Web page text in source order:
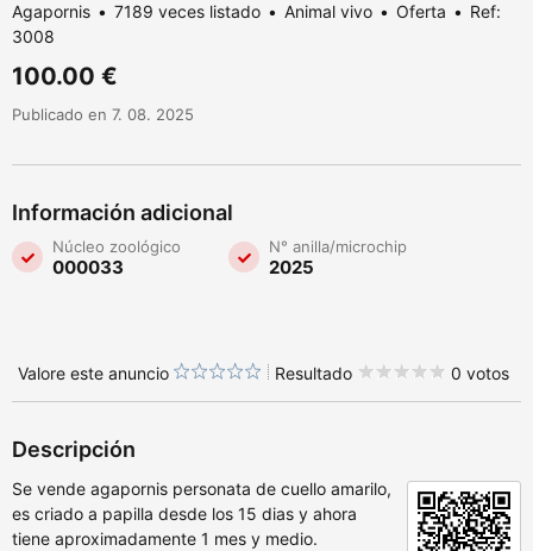
Agapornis 7189 veces listado Animal vivo Oferta
Ref:
3008
100.00 €
Publicado en 7. 08. 2025
Información adicional
Núcleo zoológico
000033
N° anilla/microchip
2025
Valore este anuncio Resultado 0 votos
Descripción
Se vende agapornis personata de cuello amarilo,
es criado a papilla desde los 15 dias y ahora
tiene aproximadamente 1 mes y medio.